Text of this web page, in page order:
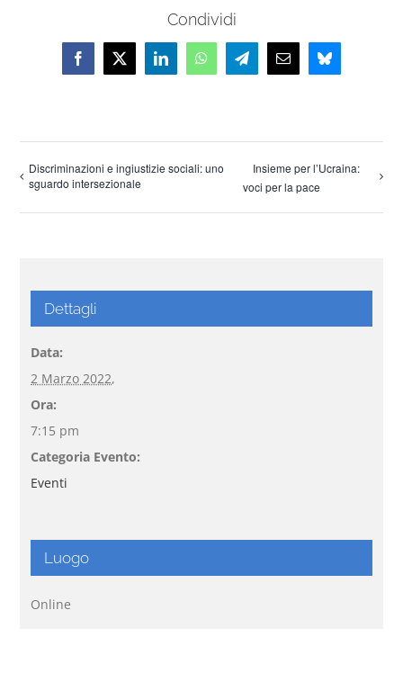
Condividi
Facebook
X LinkedInWhatsAppTelegramEmail Bluesky
Discriminazioni e ingiustizie sociali: uno
sguardo intersezionale
Insieme per l’Ucraina:
voci per la pace
Dettagli
Data:
2 Marzo 2022,
Ora:
7:15 pm
Categoria Evento:
Eventi
Luogo
Online